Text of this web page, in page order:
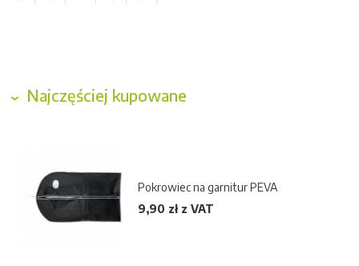
Najczęściej kupowane
Pokrowiec na garnitur PEVA
9,90 zł z VAT